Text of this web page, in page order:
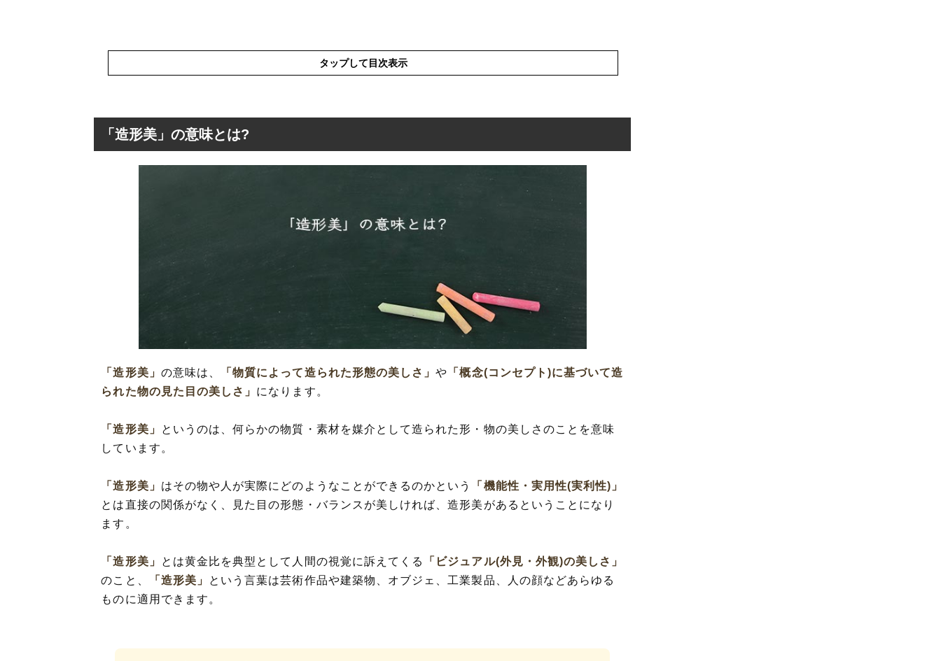
タップして目次表示
「造形美」の類語や同義語
「造形美」を使った例文や短文(解釈)
「造形美」を分解して解釈
「造形美」を使った言葉と意味を解釈
「造形美」と「機能美」の違い
「造形美」の意味とは?
「造形美」 の意味は、 「物質によって造られた形態の美しさ」や 「概念(コンセプト)に基づいて造
られた物の見た目の美しさ」 になります。
「造形美」
というのは、何らかの物質・素材を媒介として造られた形・物の美しさのことを意味
しています。
「造形美」 はその物や人が実際にどのようなことができるのかという
「機能性・実用性(実利性)」
とは直接の関係がなく、見た目の形態・バランスが美しければ、造形美があるということになり
ます。
「造形美」 とは黄金比を典型として人間の視覚に訴えてくる
「ビジュアル(外見・外観)の美しさ」
のこと、
「造形美」
という言葉は芸術作品や建築物、オブジェ、工業製品、人の顔などあらゆる
ものに適用できます。